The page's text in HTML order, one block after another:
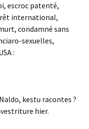
escroc patenté,
international,
condamné sans
sexuelles,
:
kestu racontes ?
hier.